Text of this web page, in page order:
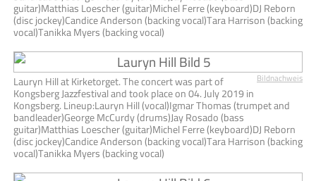
guitar)Matthias Loescher (guitar)Michel Ferre (keyboard)DJ Reborn
(disc jockey)Candice Anderson (backing vocal)Tara Harrison (backing
vocal)Tanikka Myers (backing vocal)
Bildnachweis
Lauryn Hill at Kirketorget. The concert was part of
Kongsberg Jazzfestival and took place on 04. July 2019 in
Kongsberg. Lineup:Lauryn Hill (vocal)Igmar Thomas (trumpet and
bandleader)George McCurdy (drums)Jay Rosado (bass
guitar)Matthias Loescher (guitar)Michel Ferre (keyboard)DJ Reborn
(disc jockey)Candice Anderson (backing vocal)Tara Harrison (backing
vocal)Tanikka Myers (backing vocal)